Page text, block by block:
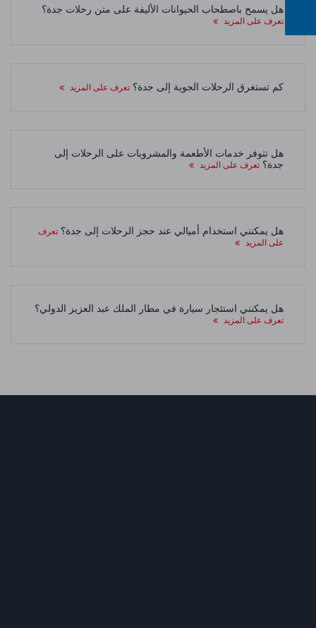
هل يسمح باصطحاب الحيوانات الأليفة على متن رحلات جدة؟
تعرف على المزيد
كم تستغرق الرحلات الجوية إلى جدة؟ تعرف على المزيد
هل تتوفر خدمات الأطعمة والمشروبات على الرحلات إلى
جدة؟ تعرف على المزيد
هل يمكنني استخدام أميالي عند حجز الرحلات إلى جدة؟ تعرف
على المزيد
هل يمكنني استئجار سيارة في مطار الملك عبد العزيز الدولي؟
تعرف على المزيد